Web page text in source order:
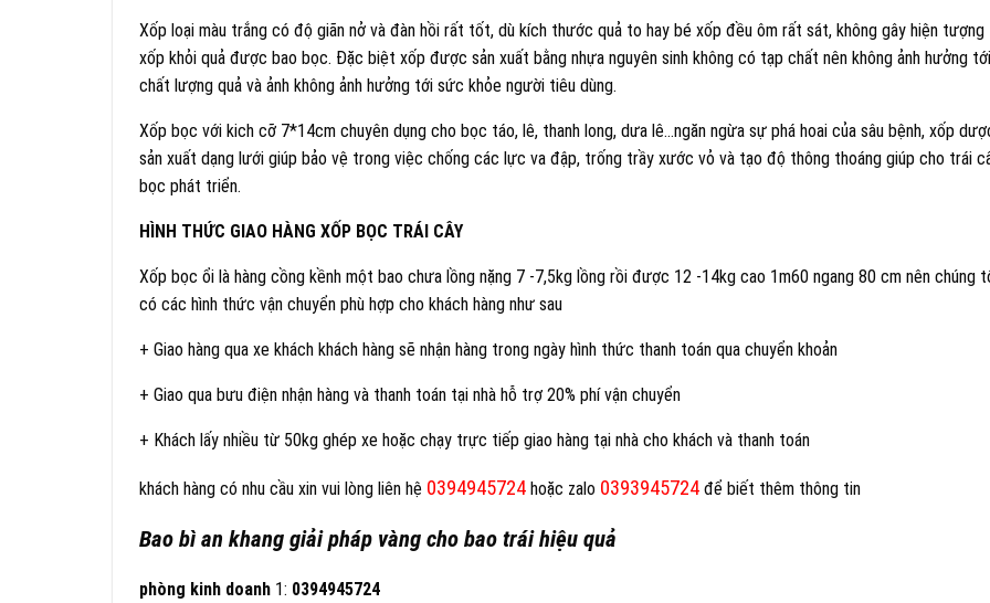
Xốp loại màu trắng có độ giãn nở và đàn hồi rất tốt, dù kích thước quả to hay bé xốp đều ôm rất sát, không gây hiện
xốp khỏi quả được bao bọc. Đặc biệt xốp được sản xuất bằng nhựa nguyên sinh không có tạp chất nên không ảnh hưởng tới
chất lượng quả và ảnh không ảnh hưởng tới sức khỏe người tiêu dùng.
Xốp bọc với kich cỡ 7*14cm chuyên dụng cho bọc táo, lê, thanh long, dưa lê…ngăn ngừa sự phá hoai của sâu bệnh, xốp
sản xuất dạng lưới giúp bảo vệ trong việc chống các lực va đập, trống trầy xước vỏ và tạo độ thông thoáng giúp cho trái
bọc phát triển.
HÌNH THỨC GIAO HÀNG XỐP BỌC TRÁI CÂY
Xốp bọc ổi là hàng cồng kềnh một bao chưa lồng nặng 7 -7,5kg lồng rồi được 12 -14kg cao 1m60 ngang 80 cm nên chúng
có các hình thức vận chuyển phù hợp cho khách hàng như sau
+ Giao hàng qua xe khách khách hàng sẽ nhận hàng trong ngày hình thức thanh toán qua chuyển khoản
+ Giao qua bưu điện nhận hàng và thanh toán tại nhà hỗ trợ 20% phí vận chuyển
+ Khách lấy nhiều từ 50kg ghép xe hoặc chạy trực tiếp giao hàng tại nhà cho khách và thanh toán
khách hàng có nhu cầu xin vui lòng liên hệ 0394945724 hoặc zalo 0393945724 để biết thêm thông tin
Bao bì an khang giải pháp vàng cho bao trái hiệu quả
phòng kinh doanh 1: 0394945724